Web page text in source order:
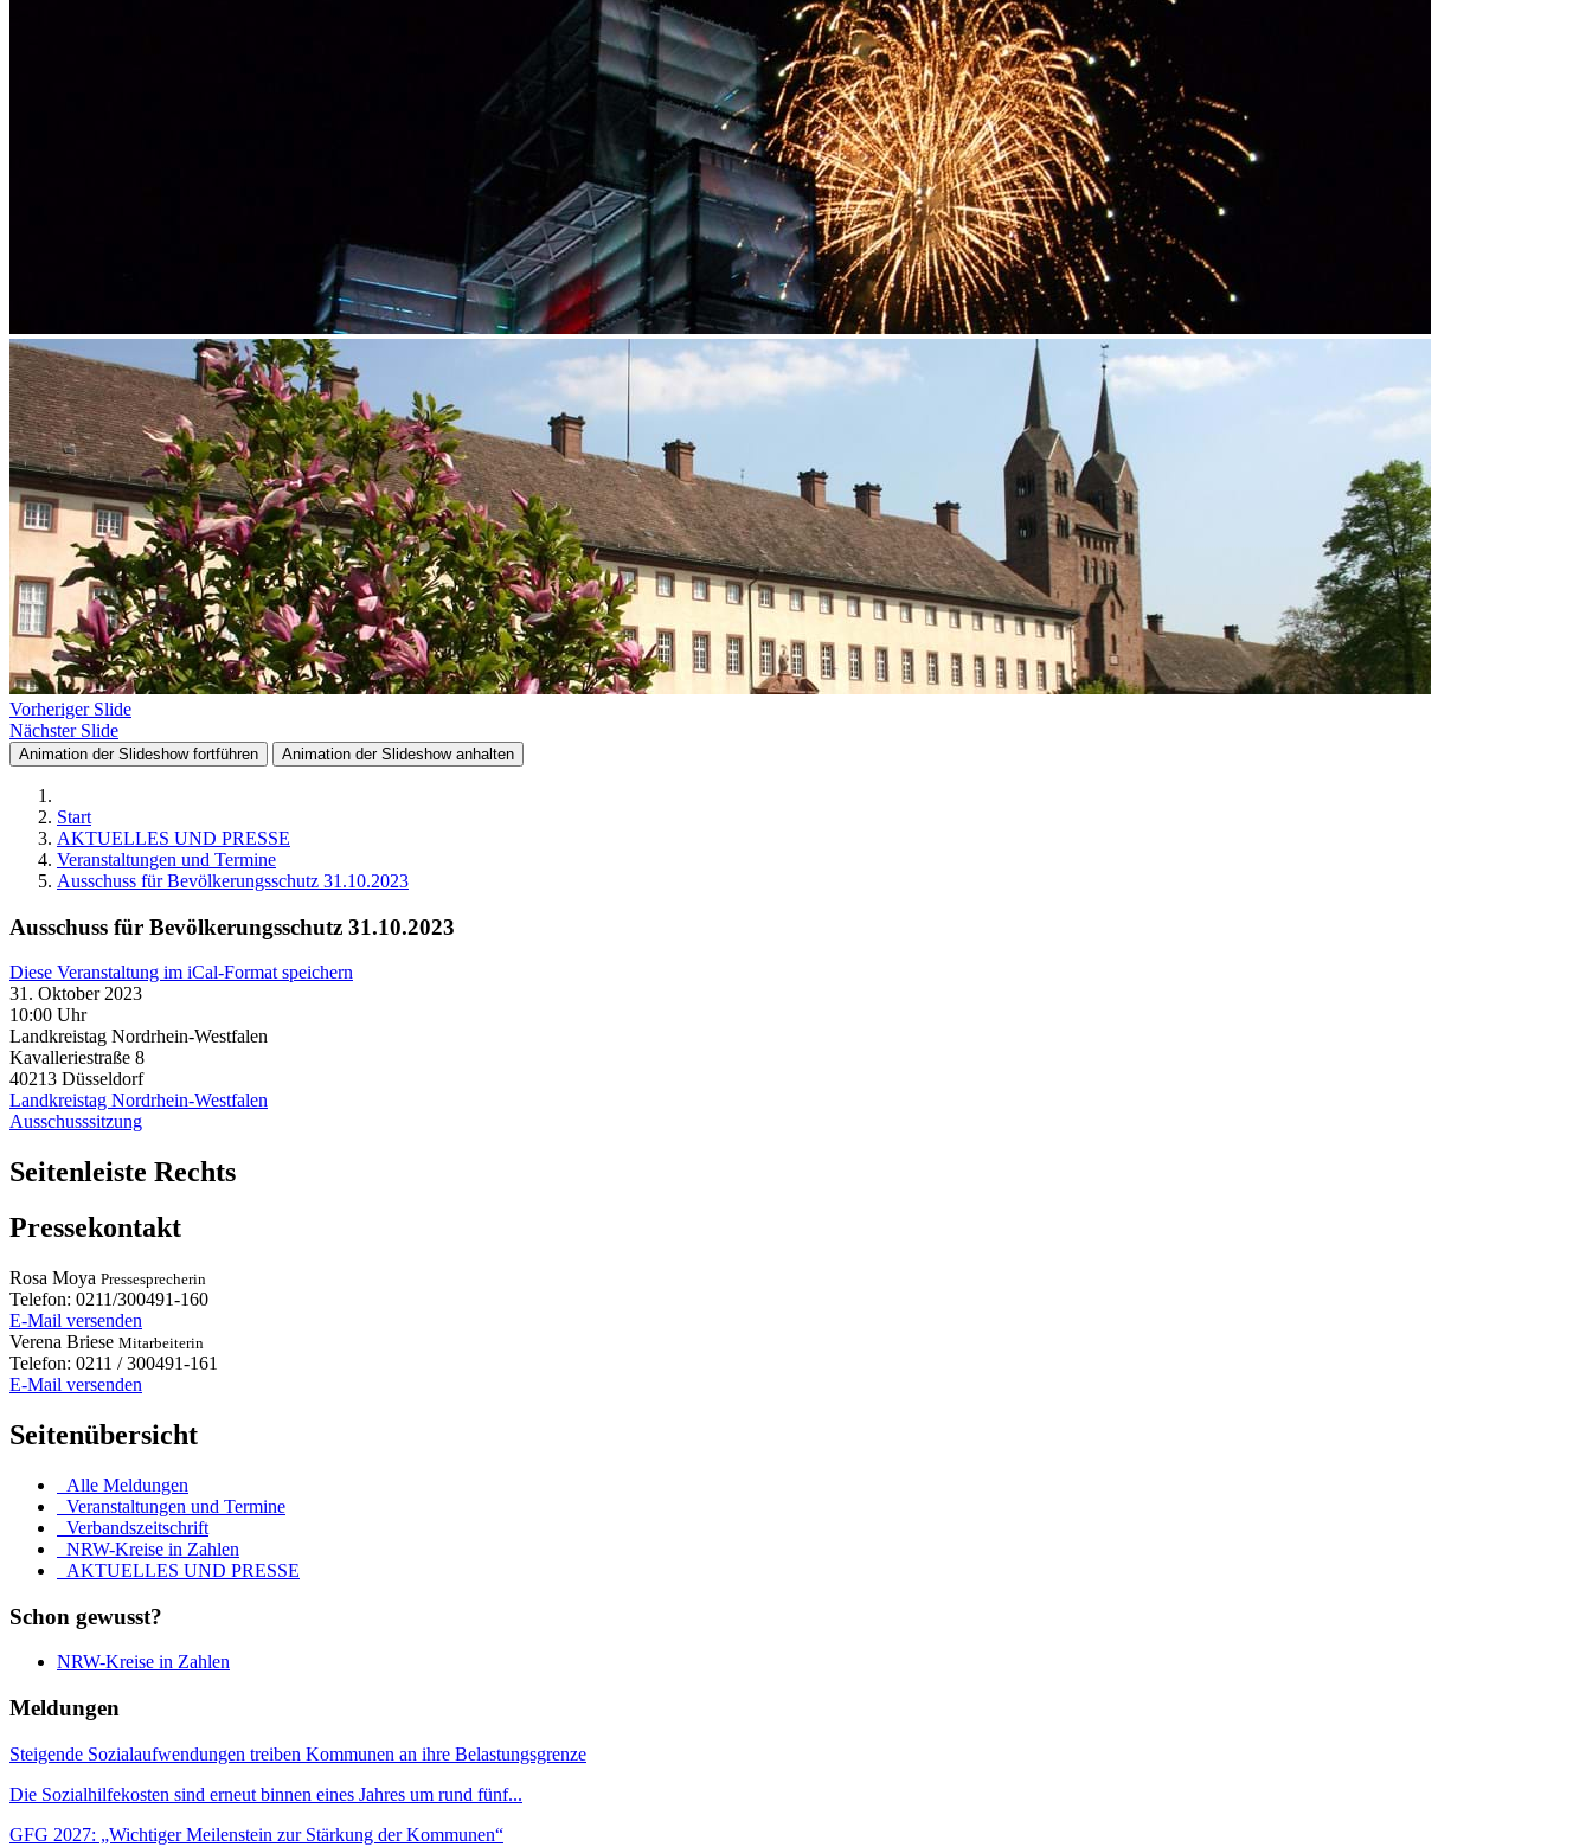
Vorheriger Slide
Nächster Slide
Animation der Slideshow fortführen Animation der Slideshow anhalten
Start
AKTUELLES UND PRESSE
Veranstaltungen und Termine
Ausschuss für Bevölkerungsschutz 31.10.2023
Ausschuss für Bevölkerungsschutz 31.10.2023
Diese Veranstaltung im iCal-Format speichern
31. Oktober 2023
10:00 Uhr
Landkreistag Nordrhein-Westfalen
Kavalleriestraße 8
40213 Düsseldorf
Landkreistag Nordrhein-Westfalen
Ausschusssitzung
Seitenleiste Rechts
Pressekontakt
Rosa Moya Pressesprecherin
Telefon: 0211/300491-160
E-Mail versenden
Verena Briese Mitarbeiterin
Telefon: 0211 / 300491-161
E-Mail versenden
Seitenübersicht
Alle Meldungen
Veranstaltungen und Termine
Verbandszeitschrift
NRW-Kreise in Zahlen
AKTUELLES UND PRESSE
Schon gewusst?
NRW-Kreise in Zahlen
Meldungen
Steigende Sozialaufwendungen treiben Kommunen an ihre Belastungsgrenze
Die Sozialhilfekosten sind erneut binnen eines Jahres um rund fünf...
GFG 2027: „Wichtiger Meilenstein zur Stärkung der Kommunen“